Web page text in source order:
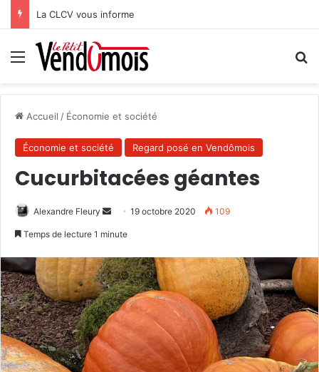
La CLCV vous informe
Menu
Accueil / Économie et société
Économie et société Regard posé en Vendômois
Cucurbitacées géantes
Alexandre Fleury
o
y
e
r
u
n
c
19 octobre 2020 109
Temps de lecture 1 minute